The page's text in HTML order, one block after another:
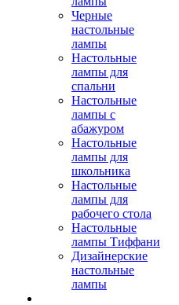
Черные
настольные
лампы
Настольные
лампы для
спальни
Настольные
лампы с
абажуром
Настольные
лампы для
школьника
Настольные
лампы для
рабочего стола
Настольные
лампы Тиффани
Дизайнерские
настольные
лампы